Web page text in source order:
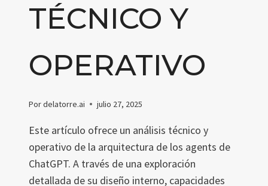
TÉCNICO Y
OPERATIVO
Pordelatorre.ai julio 27, 2025
Este artículo ofrece un análisis técnico y
operativo de la arquitectura de los agents de
ChatGPT. A través de una exploración
detallada de su diseño interno, capacidades